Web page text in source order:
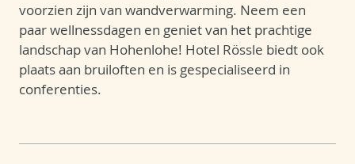
voorzien zijn van wandverwarming. Neem een
paar wellnessdagen en geniet van het prachtige
landschap van Hohenlohe! Hotel Rössle biedt ook
plaats aan bruiloften en is gespecialiseerd in
conferenties.